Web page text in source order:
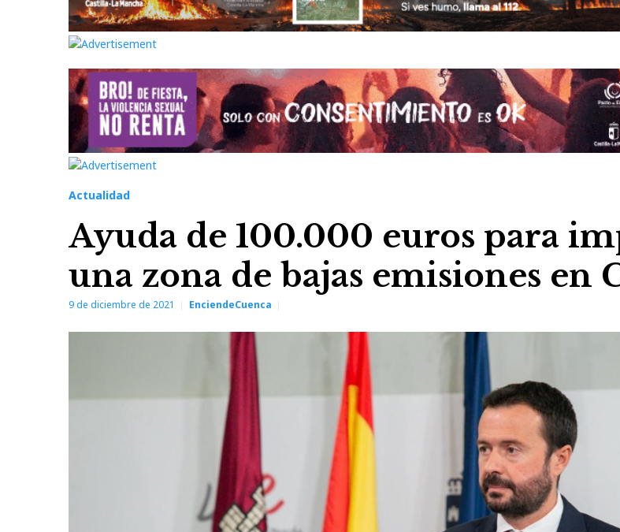
Actualidad
Ayuda de 100.000 euros para
una zona de bajas emisiones en
9 de diciembre de 2021 EnciendeCuenca